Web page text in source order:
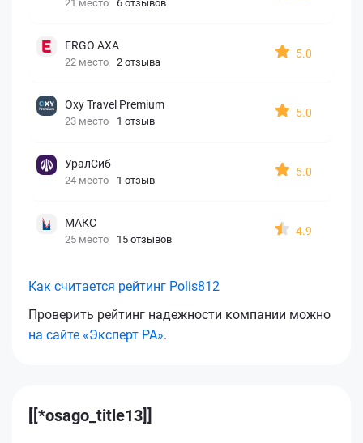
21 место 6 отзывов
ERGO AXA
22 место 2 отзыва
5.0
Oxy Travel Premium
23 место 1 отзыв
5.0
УралСиб
24 место 1 отзыв
5.0
МАКС
25 место 15 отзывов
4.9
Как считается рейтинг Polis812
Проверить рейтинг надежности компании можно
на сайте «Эксперт РА».
[[*osago_title13]]